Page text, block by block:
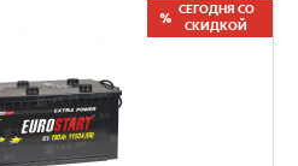
СЕГОДНЯ СО
СКИДКОЙ